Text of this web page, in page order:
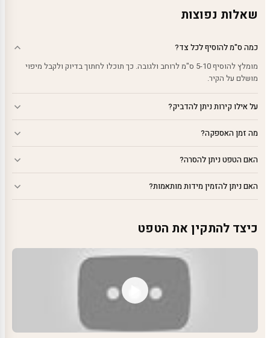
שאלות נפוצות
כמה ס"מ להוסיף לכל צד?
מומלץ להוסיף 5-10 ס"מ לרוחב ולגובה. כך תוכלו לחתוך בדיוק ולקבל מיפוי
מושלם על הקיר.
על אילו קירות ניתן להדביק?
מה זמן האספקה?
האם הטפט ניתן להסרה?
האם ניתן להזמין מידות מותאמות?
כיצד להתקין את הטפט